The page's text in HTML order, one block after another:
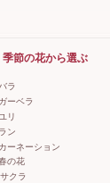
季節の花から選ぶ
バラ
ガーベラ
ユリ
ラン
カーネーション
の花
サクラ